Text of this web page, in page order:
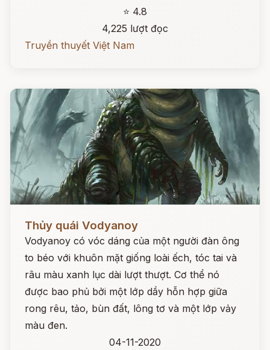
⭐ 4.8
4,225 lượt đọc
Truyền thuyết Việt Nam
Thủy quái Vodyanoy
Vodyanoy có vóc dáng của một người đàn ông
to béo với khuôn mặt giống loài ếch, tóc tai và
râu màu xanh lục dài lượt thượt. Cơ thể nó
được bao phủ bởi một lớp dầy hỗn hợp giữa
rong rêu, tảo, bùn đất, lông tơ và một lớp vảy
màu đen.
04-11-2020